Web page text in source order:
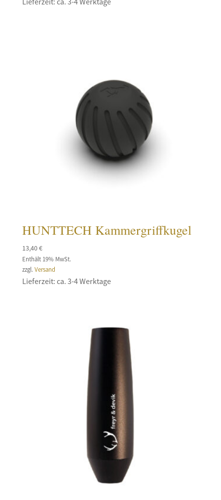
HUNTTECH Kammergriffkugel
13,40€
Enthält 19% MwSt.
zzgl.Versand
Lieferzeit: ca. 3-4 Werktage